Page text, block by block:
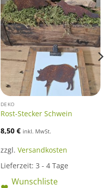
DEKO
Rost-Stecker Schwein
8,50 € inkl. MwSt.
zzgl. Versandkosten
Lieferzeit: 3 - 4 Tage
Wunschliste